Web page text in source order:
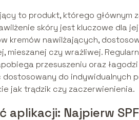
to produkt, którego
skóry jest kluczowe dla
kremów nawilżających,
mieszanej czy wrażliwej.
przesuszeniu oraz
dostosowany do indywidualnych
jak trądzik czy zaczerwienienia.
aplikacji: Najpierw